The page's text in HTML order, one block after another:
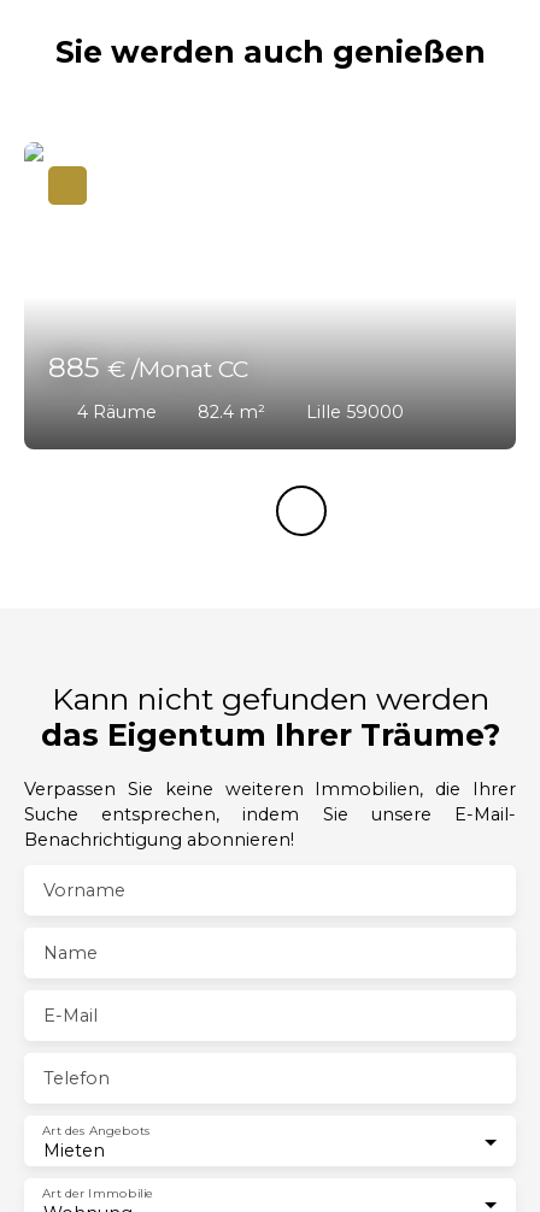
Sie werden auch genießen
885€ /Monat CC
4 Räume 82.4 m² Lille 59000
Kann nicht gefunden werden
das Eigentum Ihrer Träume?
Verpassen Sie keine weiteren Immobilien, die Ihrer
Suche entsprechen, indem Sie unsere E-Mail-
Benachrichtigung abonnieren!
Vorname
Name
E-Mail
Telefon
Mieten
Art des Angebots
Art der Immobilie